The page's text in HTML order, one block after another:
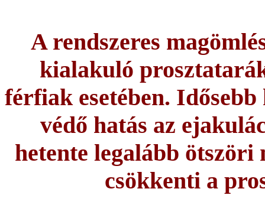
A rendszeres
kialakuló
férfiak esetében.
védő hatás az
hetente legalább
csökkenti a